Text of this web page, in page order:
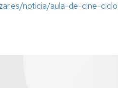
noticia/aula-de-cine-